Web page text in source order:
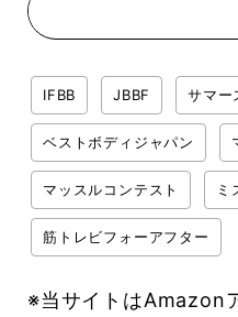
IFBB JBBF サマー
ベストボディジャパン
マッスルコンテスト ミ
筋トレビフォーアフター
※当サイトはAmazon